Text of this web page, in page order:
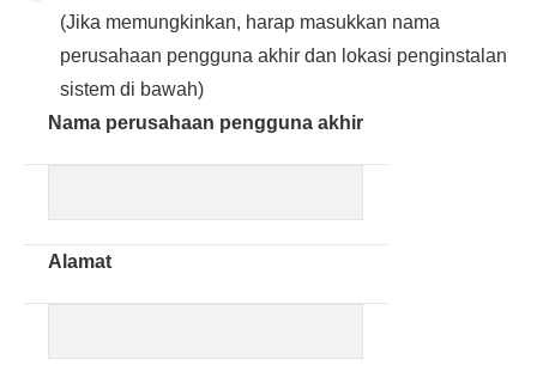
(Jika memungkinkan, harap masukkan nama
perusahaan pengguna akhir dan lokasi penginstalan
sistem di bawah)
Nama perusahaan pengguna akhir
Alamat